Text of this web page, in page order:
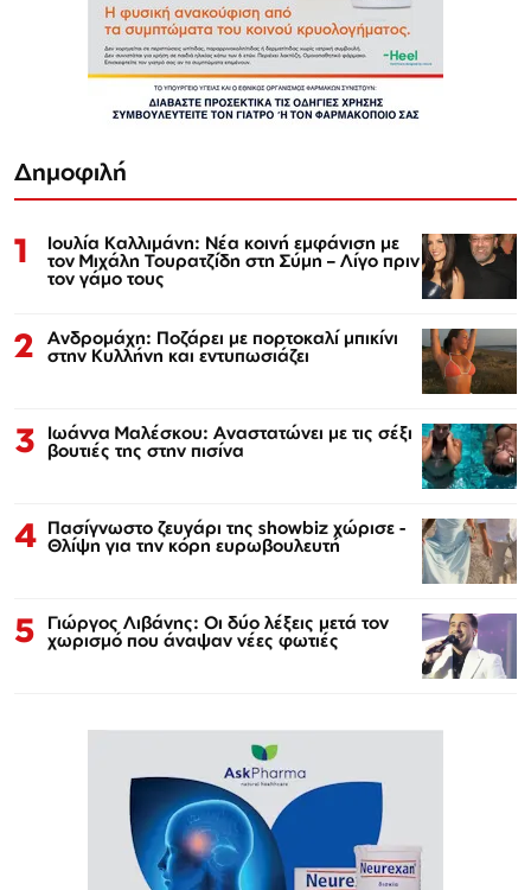
Δημοφιλή
1 Ιουλία Καλλιμάνη: Νέα κοινή εμφάνιση με
τον Μιχάλη Τουρατζίδη στη Σύμη – Λίγο πριν
τον γάμο τους
2 Ανδρομάχη: Ποζάρει με πορτοκαλί μπικίνι
στην Κυλλήνη και εντυπωσιάζει
3 Ιωάννα Μαλέσκου: Αναστατώνει με τις σέξι
βουτιές της στην πισίνα
4 Πασίγνωστο ζευγάρι της showbiz χώρισε -
Θλίψη για την κόρη ευρωβουλευτή
5 Γιώργος Λιβάνης: Οι δύο λέξεις μετά τον
χωρισμό που άναψαν νέες φωτιές